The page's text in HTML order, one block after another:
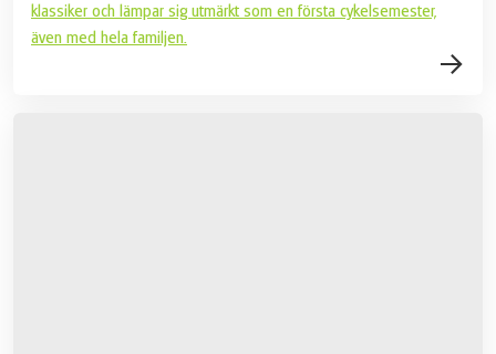
klassiker och lämpar sig utmärkt som en första cykelsemester,
även med hela familjen.